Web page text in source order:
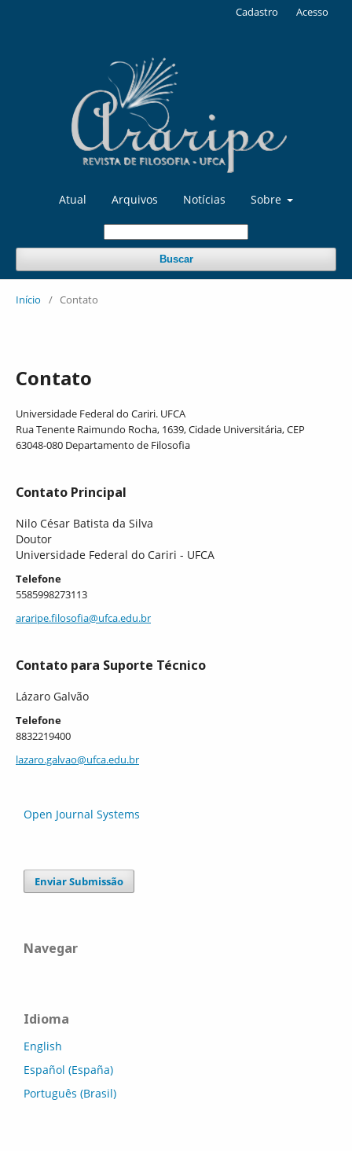
Atual Arquivos Notícias Sobre
Buscar
Cadastro Acesso
Início / Contato
Contato
Universidade Federal do Cariri. UFCA
Rua Tenente Raimundo Rocha, 1639, Cidade Universitária, CEP
63048-080 Departamento de Filosofia
Contato Principal
Nilo César Batista da Silva
Doutor
Universidade Federal do Cariri - UFCA
Telefone
5585998273113
araripe.filosofia@ufca.edu.br
Contato para Suporte Técnico
Lázaro Galvão
Telefone
8832219400
lazaro.galvao@ufca.edu.br
Open Journal Systems
Enviar Submissão
Navegar
Idioma
English
Español (España)
Português (Brasil)